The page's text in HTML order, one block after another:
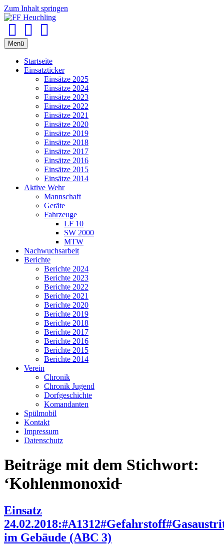
Zum Inhalt springen
Menü
Startseite
Einsatzticker
Einsätze 2025
Einsätze 2024
Einsätze 2023
Einsätze 2022
Einsätze 2021
Einsätze 2020
Einsätze 2019
Einsätze 2018
Einsätze 2017
Einsätze 2016
Einsätze 2015
Einsätze 2014
Aktive Wehr
Mannschaft
Geräte
Fahrzeuge
LF 10
SW 2000
MTW
Nachwuchsarbeit
Berichte
Berichte 2024
Berichte 2023
Berichte 2022
Berichte 2021
Berichte 2020
Berichte 2019
Berichte 2018
Berichte 2017
Berichte 2016
Berichte 2015
Berichte 2014
Verein
Chronik
Chronik Jugend
Dorfgeschichte
Komandanten
Spülmobil
Kontakt
Impressum
Datenschutz
Beiträge mit dem Stichwort:
‘Kohlenmonoxid̵
Einsatz
im Gebäude (ABC 3)